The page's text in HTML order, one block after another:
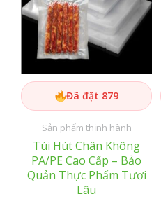
Đã đặt 879
Sản phẩm thịnh hành
Túi Hút Chân Không
PA/PE Cao Cấp – Bảo
Quản Thực Phẩm Tươi
Lâu